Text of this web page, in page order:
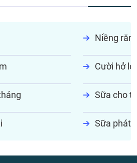
Niềng
Cười hở lợi
Sữa cho
Sữa phát